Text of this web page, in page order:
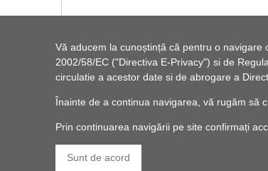
Vă aducem la cunoștință că pentru o
2002/58/EC ("Directiva E-Privacy") si de
circulatie a acestor date si de abrogare a
Înainte de a continua navigarea, vă rugăm să
Prin continuarea navigării pe site confirmați
Sunt de acord